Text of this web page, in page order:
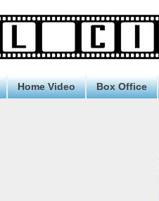
Home Video Box Office